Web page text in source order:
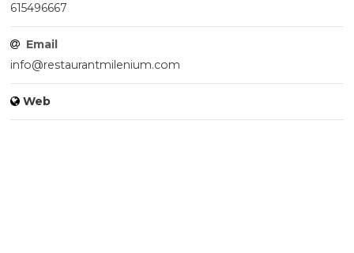
615496667
Email
info@restaurantmilenium.com
Web